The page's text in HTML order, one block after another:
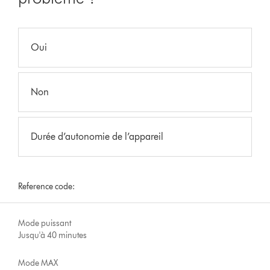
Oui
Non
Durée d’autonomie de l’appareil
Reference code:
Mode puissant
Jusqu'à 40 minutes
Mode MAX